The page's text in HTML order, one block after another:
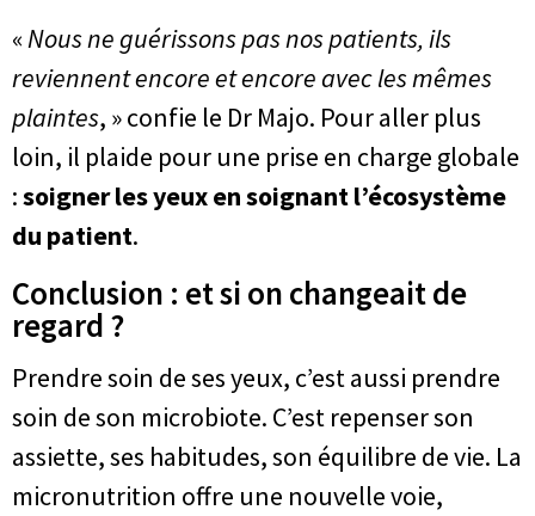
«Nous ne guérissons pas nos patients, ils
reviennent encore et encore avec les mêmes
plaintes, » confie le Dr Majo. Pour aller plus
loin, il plaide pour une prise en charge globale
:soigner les yeux en soignant l’écosystème
du patient.
Conclusion : et si on changeait de
regard ?
Prendre soin de ses yeux, c’est aussi prendre
soin de son microbiote. C’est repenser son
assiette, ses habitudes, son équilibre de vie. La
micronutrition offre une nouvelle voie,